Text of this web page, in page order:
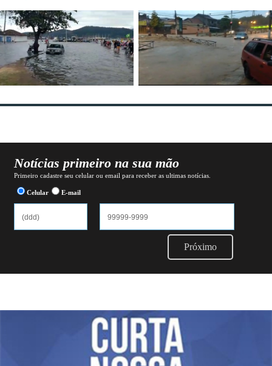
Notícias primeiro na sua mão
Primeiro cadastre seu celular ou email para receber as ultimas notícias.
Celular E-mail
Próximo